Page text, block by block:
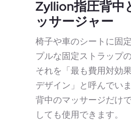
Zyllion指圧背中
ッサージャー
椅子や車のシートに固
プルな固定ストラップ
それを「最も費用対効
デザイン」と呼んでい
背中のマッサージだけ
しても使用できます。